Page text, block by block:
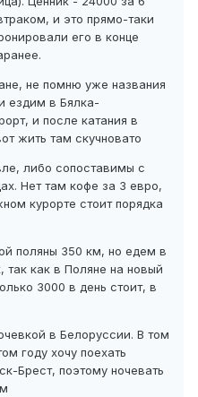
и это прямо-таки
его в конце
не помню уже названия
ездим в Бялка-
и после катания в
жить там скучновато
либо сопоставимы с
Нет там кофе за 3 евро,
курорте стоит порядка
поляны 350 км, но едем в
так как в Поляне на новый
3000 в день стоит, в
в Белоруссии. В том
году хочу поехать
Брест, поэтому ночевать